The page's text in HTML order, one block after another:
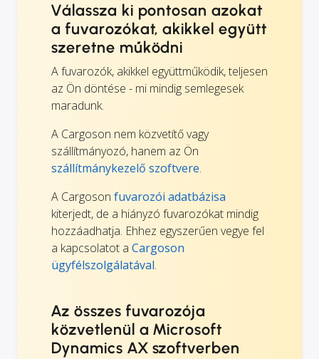
Válassza ki pontosan azokat
a fuvarozókat, akikkel együtt
szeretne működni
A fuvarozók, akikkel együttműködik, teljesen
az Ön döntése - mi mindig semlegesek
maradunk.
A Cargoson nem közvetítő vagy
szállítmányozó, hanem az Ön
szállítmánykezelő szoftvere.
A Cargoson fuvarozói adatbázisa
kiterjedt, de a hiányzó fuvarozókat mindig
hozzáadhatja. Ehhez egyszerűen vegye fel
a kapcsolatot a Cargoson
ügyfélszolgálatával.
Az összes fuvarozója
közvetlenül a Microsoft
Dynamics AX szoftverben